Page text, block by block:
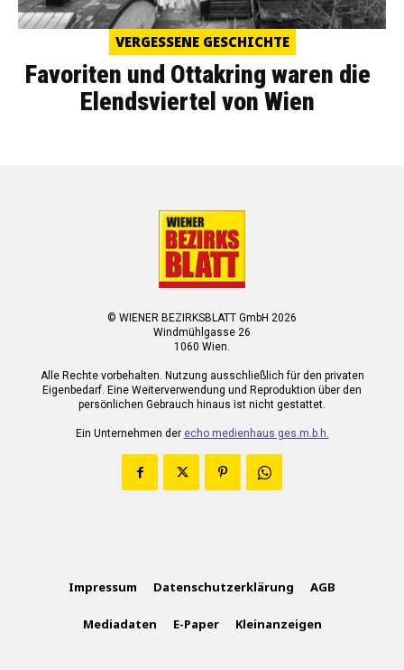
VERGESSENE GESCHICHTE
Favoriten und Ottakring waren die
Elendsviertel von Wien
© WIENER BEZIRKSBLATT GmbH 2026
Windmühlgasse 26
1060 Wien.
Alle Rechte vorbehalten. Nutzung ausschließlich für den privaten
Eigenbedarf. Eine Weiterverwendung und Reproduktion über den
persönlichen Gebrauch hinaus ist nicht gestattet.
Ein Unternehmen der echo medienhaus ges.m.b.h.
Impressum Datenschutzerklärung AGB
Mediadaten E-Paper Kleinanzeigen